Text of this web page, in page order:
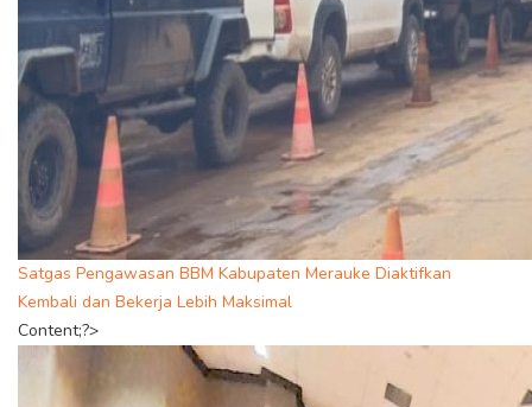
Satgas Pengawasan BBM Kabupaten Merauke Diaktifkan
Kembali dan Bekerja Lebih Maksimal
Content;?>